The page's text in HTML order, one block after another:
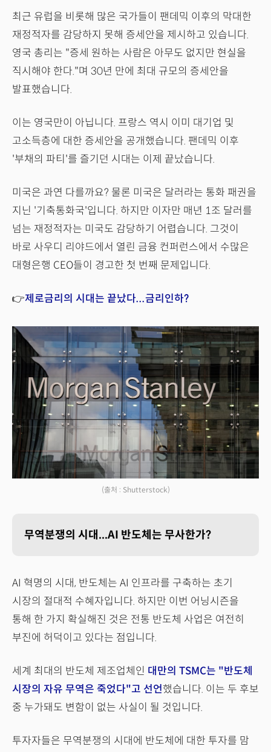
최근 유럽을 비롯해 많은 국가들이 팬데믹 이후의 막대한
재정적자를 감당하지 못해 증세안을 제시하고 있습니다.
영국 총리는 "증세 원하는 사람은 아무도 없지만 현실을
직시해야 한다."며 30년 만에 최대 규모의 증세안을
발표했습니다.
이는 영국만이 아닙니다. 프랑스 역시 이미 대기업 및
고소득층에 대한 증세안을 공개했습니다. 팬데믹 이후
'부채의 파티'를 즐기던 시대는 이제 끝났습니다.
미국은 과연 다를까요? 물론 미국은 달러라는 통화 패권을
지닌 '기축통화국'입니다. 하지만 이자만 매년 1조 달러를
넘는 재정적자는 미국도 감당하기 어렵습니다. 그것이
바로 사우디 리야드에서 열린 금융 컨퍼런스에서 수많은
대형은행 CEO들이 경고한 첫 번째 문제입니다.
👉제로금리의 시대는 끝났다...금리인하?
(출처 : Shutterstock)
무역분쟁의 시대...AI 반도체는 무사한가?
AI 혁명의 시대, 반도체는 AI 인프라를 구축하는 초기
시장의 절대적 수혜자입니다. 하지만 이번 어닝시즌을
통해 한 가지 확실해진 것은 전통 반도체 사업은 여전히
부진에 허덕이고 있다는 점입니다.
세계 최대의 반도체 제조업체인 대만의 TSMC는 "반도체
시장의 자유 무역은 죽었다"고 선언했습니다. 이는 두 후보
중 누가돼도 변함이 없는 사실이 될 것입니다.
투자자들은 무역분쟁의 시대에 반도체에 대한 투자를 맘